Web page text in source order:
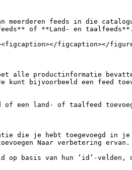
meerderen feeds in die
of **Land- en taalfeeds**.
figcaption></
alle productinformatie
bijvoorbeeld een feed
of een land- of taalfeed
die je hebt toegevoegd in
Naar verbetering ervan.
op basis van hun ‘id’-